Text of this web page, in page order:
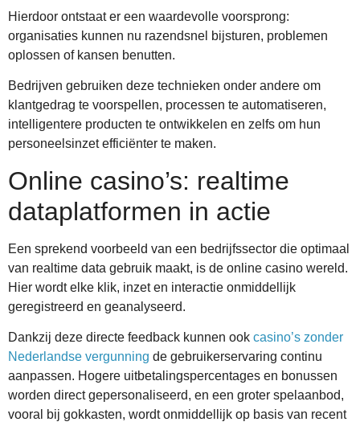
Hierdoor ontstaat er een waardevolle voorsprong:
organisaties kunnen nu razendsnel bijsturen, problemen
oplossen of kansen benutten.
Bedrijven gebruiken deze technieken onder andere om
klantgedrag te voorspellen, processen te automatiseren,
intelligentere producten te ontwikkelen en zelfs om hun
personeelsinzet efficiënter te maken.
Online casino’s: realtime
dataplatformen in actie
Een sprekend voorbeeld van een bedrijfssector die optimaal
van realtime data gebruik maakt, is de online casino wereld.
Hier wordt elke klik, inzet en interactie onmiddellijk
geregistreerd en geanalyseerd.
Dankzij deze directe feedback kunnen ook casino’s zonder
Nederlandse vergunning de gebruikerservaring continu
aanpassen. Hogere uitbetalingspercentages en bonussen
worden direct gepersonaliseerd, en een groter spelaanbod,
vooral bij gokkasten, wordt onmiddellijk op basis van recent